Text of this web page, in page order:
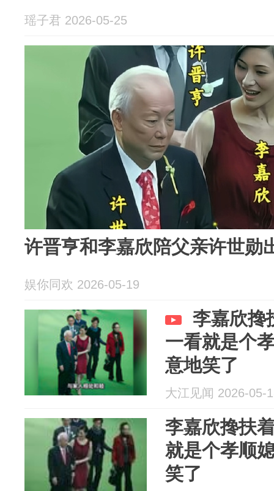
瑶子君 2026-05-25
许晋亨和李嘉欣陪父亲许世勋
娱你同欢 2026-05-19
李嘉欣搀
一看就是个
意地笑了
大江见闻 2026-05-
李嘉欣搀扶
就是个孝顺
笑了